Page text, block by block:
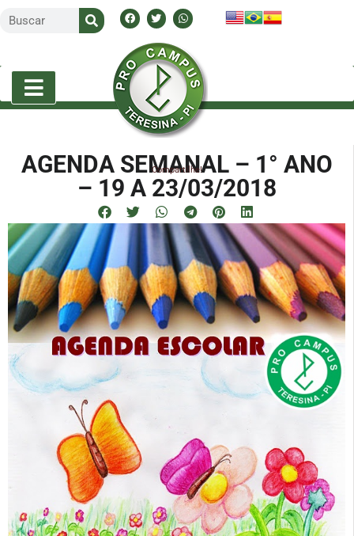
AGENDA SEMANAL – 1° ANO
– 19 A 23/03/2018
Compartilhe!